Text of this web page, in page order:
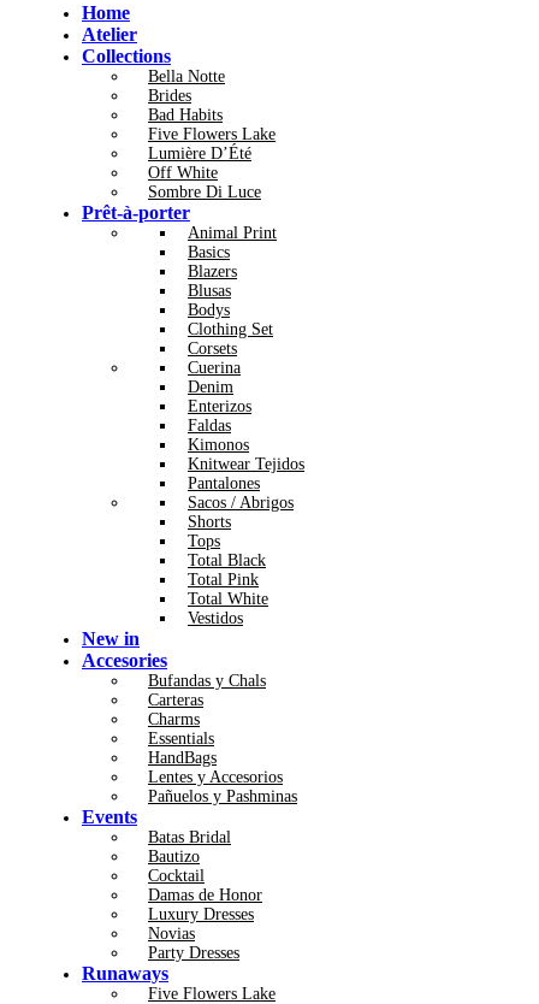
Home
Atelier
Collections
Bella Notte
Brides
Bad Habits
Five Flowers Lake
Lumière D’Été
Off White
Sombre Di Luce
Prêt-à-porter
Animal Print
Basics
Blazers
Blusas
Bodys
Clothing Set
Corsets
Cuerina
Denim
Enterizos
Faldas
Kimonos
Knitwear Tejidos
Pantalones
Sacos / Abrigos
Shorts
Tops
Total Black
Total Pink
Total White
Vestidos
New in
Accesories
Bufandas y Chals
Carteras
Charms
Essentials
HandBags
Lentes y Accesorios
Pañuelos y Pashminas
Events
Batas Bridal
Bautizo
Cocktail
Damas de Honor
Luxury Dresses
Novias
Party Dresses
Runaways
Five Flowers Lake